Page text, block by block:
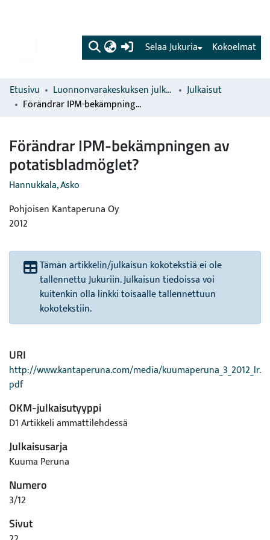
(current) Kokoelmat
Selaa Jukuria
Etusivu Luonnonvarakeskuksen julkaisut
Julkaisut
Förändrar IPM-bekämpningen av potatisbladmöglet?
Förändrar IPM-bekämpningen av
potatisbladmöglet?
Hannukkala, Asko
Pohjoisen Kantaperuna Oy
2012
Tämän artikkelin/julkaisun kokotekstiä ei ole
tallennettu Jukuriin. Julkaisun tiedoissa voi
kuitenkin olla linkki toisaalle tallennettuun
kokotekstiin.
URI
http://www.kantaperuna.com/media/kuumaperuna_3_2012_lr.
pdf
OKM-julkaisutyyppi
D1 Artikkeli ammattilehdessä
Julkaisusarja
Kuuma Peruna
Numero
3/12
Sivut